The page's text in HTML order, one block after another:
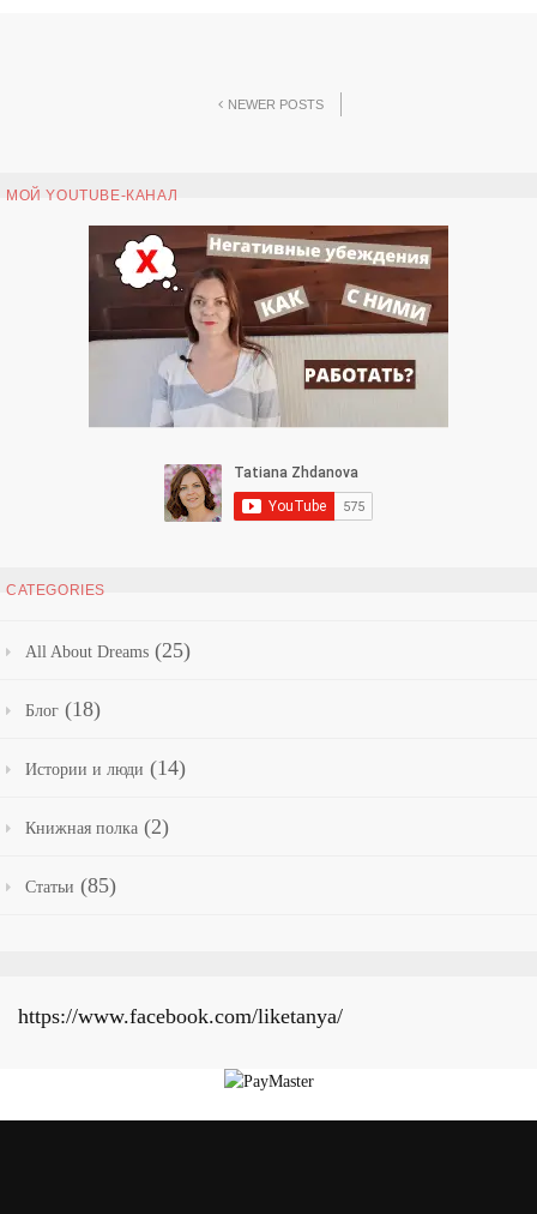
NEWER POSTS
МОЙ YOUTUBE-КАНАЛ
CATEGORIES
All About Dreams (25)
Блог (18)
Истории и люди (14)
Книжная полка (2)
Статьи (85)
https://www.facebook.com/liketanya/